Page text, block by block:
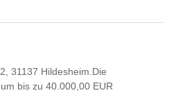
31137 Hildesheim.Die
bis zu 40.000,00 EUR